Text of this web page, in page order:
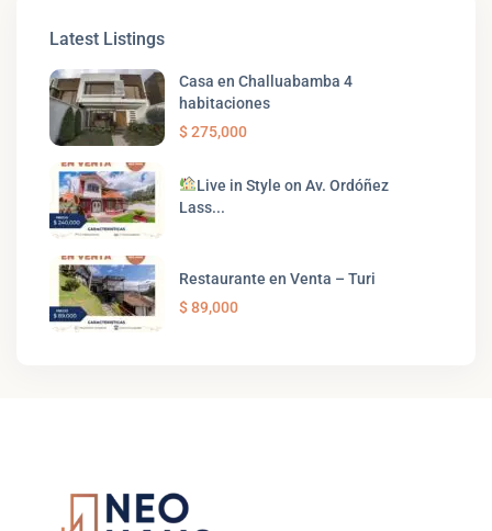
Latest Listings
Casa en Challuabamba 4
habitaciones
$ 275,000
Live in Style on Av. Ordóñez
Lass...
Restaurante en Venta – Turi
$ 89,000